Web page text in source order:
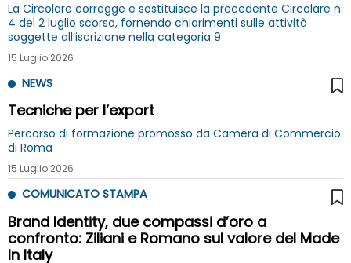
La Circolare corregge e sostituisce la precedente Circolare n.
4 del 2 luglio scorso, fornendo chiarimenti sulle attività
soggette all’iscrizione nella categoria 9
15 Luglio 2026
NEWS
Tecniche per l’export
Percorso di formazione promosso da Camera di Commercio
di Roma
15 Luglio 2026
COMUNICATO STAMPA
Brand Identity, due compassi d’oro a
confronto: Ziliani e Romano sul valore del Made
In Italy